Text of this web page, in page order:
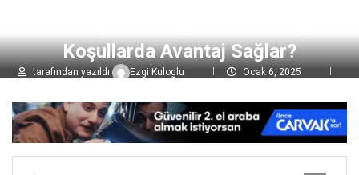
Koşullarda Avantaj Sağlar?
tarafından yazıldı Ezgi Kuloglu
Ocak 6, 2025